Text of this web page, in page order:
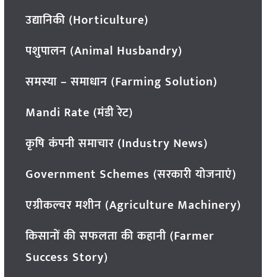
उद्यानिकी (Horticulture)
पशुपालन (Animal Husbandry)
समस्या – समाधान (Farming Solution)
Mandi Rate (मंडी रेट)
कृषि कंपनी समाचार (Industry News)
Government Schemes (सरकारी योजनाएं)
एग्रीकल्चर मशीन (Agriculture Machinery)
किसानों की सफलता की कहानी (Farmer
Success Story)